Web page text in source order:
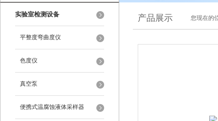
实验室检测设备
平整度弯曲度仪
色度仪
真空泵
便携式温腐蚀液体采样器
产品展示 您现在的